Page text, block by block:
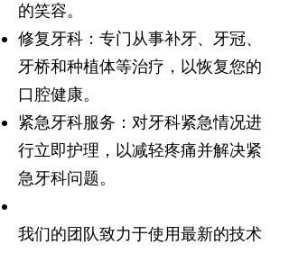
的笑容。
修复牙科：专门从事补牙、牙冠、
牙桥和种植体等治疗，以恢复您的
口腔健康。
紧急牙科服务：对牙科紧急情况进
行立即护理，以减轻疼痛并解决紧
急牙科问题。
我们的团队致力于使用最新的技术